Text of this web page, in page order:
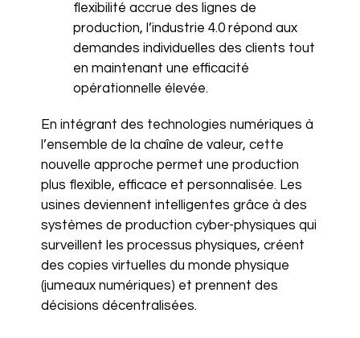
flexibilité accrue des lignes de
production, l’industrie 4.0 répond aux
demandes individuelles des clients tout
en maintenant une efficacité
opérationnelle élevée.
En intégrant des technologies numériques à
l’ensemble de la chaîne de valeur, cette
nouvelle approche permet une production
plus flexible, efficace et personnalisée. Les
usines deviennent intelligentes grâce à des
systèmes de production cyber-physiques qui
surveillent les processus physiques, créent
des copies virtuelles du monde physique
(jumeaux numériques) et prennent des
décisions décentralisées.